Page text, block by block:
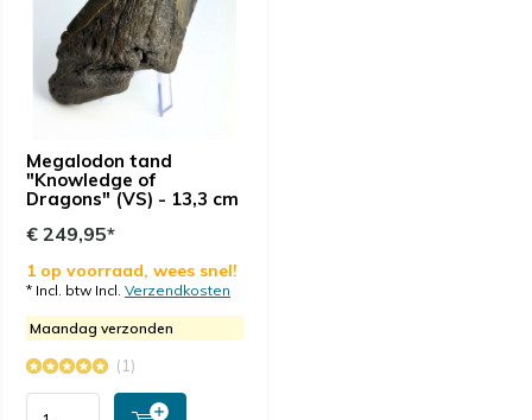
Megalodon tand
"Knowledge of
Dragons" (VS) - 13,3 cm
€ 249,95*
1 op voorraad, wees snel!
* Incl. btw Incl. Verzendkosten
Maandag verzonden
(1)